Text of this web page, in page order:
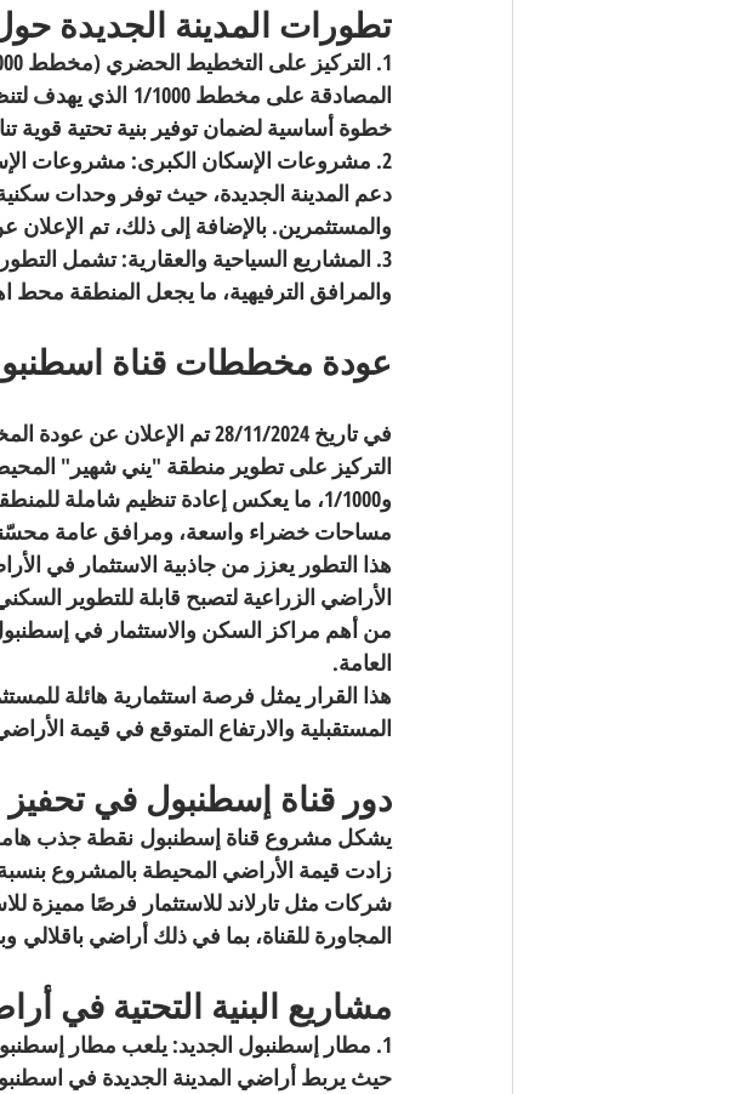
تطورات المدينة الجديدة
1. التركيز على التخطيط الحضري (مخطط 1/1000): كما
المصادقة على مخطط 1/1000 الذي يهدف
خطوة أساسية لضمان توفير بنية تحتية قوية
2. مشروعات الإسكان الكبرى:
مشروعات
دعم المدينة الجديدة، حيث توفر وحدات
والمستثمرين. بالإضافة إلى ذلك، تم الإعلان عن
3. المشاريع السياحية والعقارية:
تشمل
والمرافق الترفيهية، ما يجعل المنطقة محط
عودة مخططات قناة اسطنبول
في تاريخ 28/11/2024 تم
و1/1000، ما يعكس إعادة تنظيم شاملة
مساحات خضراء واسعة، ومرافق عامة
هذا التطور يعزز من جاذبية الاستثمار في
الأراضي الزراعية لتصبح قابلة للتطوير
من أهم مراكز السكن والاستثمار في
العامة.
هذا القرار يمثل فرصة استثمارية هائلة
المستقبلية والارتفاع المتوقع في قيمة
دور قناة إسطنبول في تحفيز
يشكل مشروع قناة إسطنبول نقطة جذب هامة
شركات مثل تارلاند للاستثمار فرصًا مميزة
المجاورة للقناة، بما في ذلك أراضي باقلالي و
مشاريع البنية التحتية في
1. مطار إسطنبول الجديد: يلعب مطار